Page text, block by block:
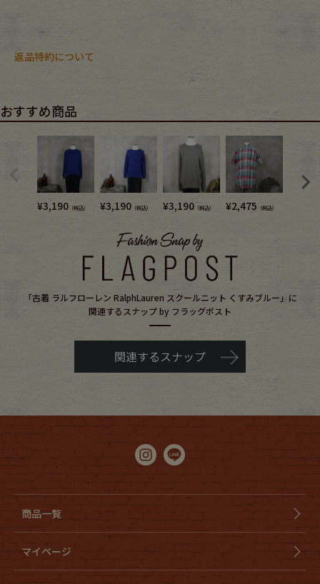
返品特約について
おすすめ商品
¥3,190 （税込） ¥3,190 （税込） ¥3,190 （税込） ¥2,475 （税込）
「古着 ラルフローレン RalphLauren スクールニット くすみブルー」に
関連するスナップ by フラッグポスト
関連するスナップ
商品一覧
マイページ